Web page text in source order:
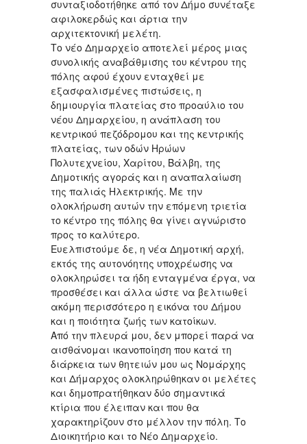
συνταξιοδοτήθηκε από τον Δήμο συνέταξε
αφιλοκερδώς και άρτια την
αρχιτεκτονική μελέτη.
Το νέο Δημαρχείο αποτελεί μέρος μιας
συνολικής αναβάθμισης του κέντρου της
πόλης αφού έχουν ενταχθεί με
εξασφαλισμένες πιστώσεις, η
δημιουργία πλατείας στο προαύλιο του
νέου Δημαρχείου, η ανάπλαση του
κεντρικού πεζόδρομου και της κεντρικής
πλατείας, των οδών Ηρώων
Πολυτεχνείου, Χαρίτου, Βάλβη, της
Δημοτικής αγοράς και η αναπαλαίωση
της παλιάς Ηλεκτρικής. Με την
ολοκλήρωση αυτών την επόμενη τριετία
το κέντρο της πόλης θα γίνει αγνώριστο
προς το καλύτερο.
Ευελπιστούμε δε, η νέα Δημοτική αρχή,
εκτός της αυτονόητης υποχρέωσης να
ολοκληρώσει τα ήδη ενταγμένα έργα, να
προσθέσει και άλλα ώστε να βελτιωθεί
ακόμη περισσότερο η εικόνα του Δήμου
και η ποιότητα ζωής των κατοίκων.
Από την πλευρά μου, δεν μπορεί παρά να
αισθάνομαι ικανοποίηση που κατά τη
διάρκεια των θητειών μου ως Νομάρχης
και Δήμαρχος ολοκληρώθηκαν οι μελέτες
και δημοπρατήθηκαν δύο σημαντικά
κτίρια που έλειπαν και που θα
χαρακτηρίζουν στο μέλλον την πόλη. Το
Διοικητήριο και το Νέο Δημαρχείο.